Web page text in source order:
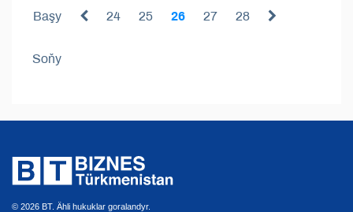
Başy 24 25 26 27 28
Soňy
© 2026 BT. Ähli hukuklar goralandyr.